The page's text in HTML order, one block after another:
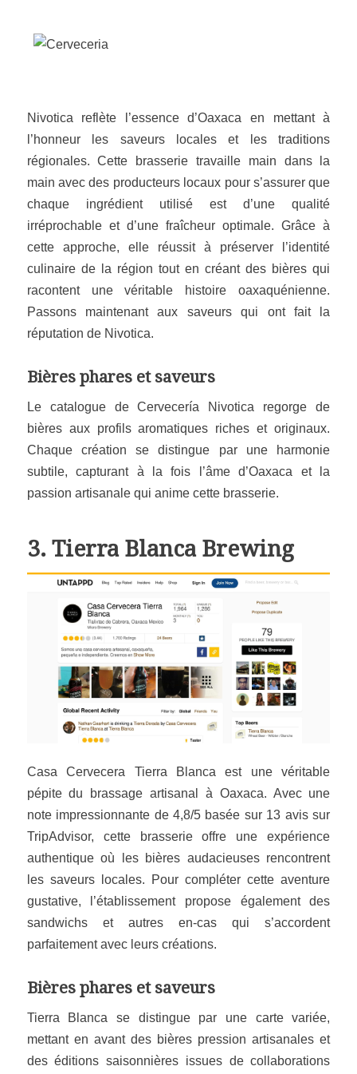
Nivotica reflète l’essence d’Oaxaca en mettant à
l’honneur les saveurs locales et les traditions
régionales. Cette brasserie travaille main dans la
main avec des producteurs locaux pour s’assurer que
chaque ingrédient utilisé est d’une qualité
irréprochable et d’une fraîcheur optimale. Grâce à
cette approche, elle réussit à préserver l’identité
culinaire de la région tout en créant des bières qui
racontent une véritable histoire oaxaquénienne.
Passons maintenant aux saveurs qui ont fait la
réputation de Nivotica.
Bières phares et saveurs
Le catalogue de Cervecería Nivotica regorge de
bières aux profils aromatiques riches et originaux.
Chaque création se distingue par une harmonie
subtile, capturant à la fois l’âme d’Oaxaca et la
passion artisanale qui anime cette brasserie.
3. Tierra Blanca Brewing
Casa Cervecera Tierra Blanca est une véritable
pépite du brassage artisanal à Oaxaca. Avec une
note impressionnante de 4,8/5 basée sur 13 avis sur
TripAdvisor, cette brasserie offre une expérience
authentique où les bières audacieuses rencontrent
les saveurs locales. Pour compléter cette aventure
gustative, l’établissement propose également des
sandwichs et autres en-cas qui s’accordent
parfaitement avec leurs créations.
Bières phares et saveurs
Tierra Blanca se distingue par une carte variée,
mettant en avant des bières pression artisanales et
des éditions saisonnières issues de collaborations